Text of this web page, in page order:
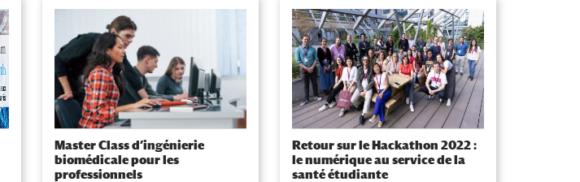
Master Class d’ingénierie
biomédicale pour les
professionnels
Retour sur le Hackathon 2022 :
le numérique au service de la
santé étudiante